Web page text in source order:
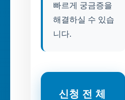
빠르게 궁금증을
해결하실 수 있습
니다.
신청 전 체